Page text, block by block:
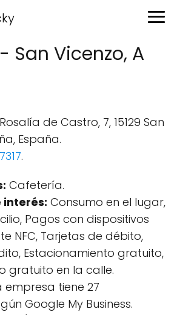
San Vicenzo, A
de Castro, 7, 15129 San
España.
.
Cafetería.
interés: Consumo en el lugar,
Pagos con dispositivos
NFC, Tarjetas de débito,
Estacionamiento gratuito,
gratuito en la calle.
empresa tiene 27
Google My Business.